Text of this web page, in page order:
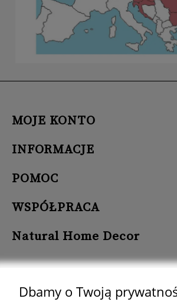
MOJE KONTO
INFORMACJE
POMOC
WSPÓŁPRACA
Natural Home Decor
Dbamy o Twoją